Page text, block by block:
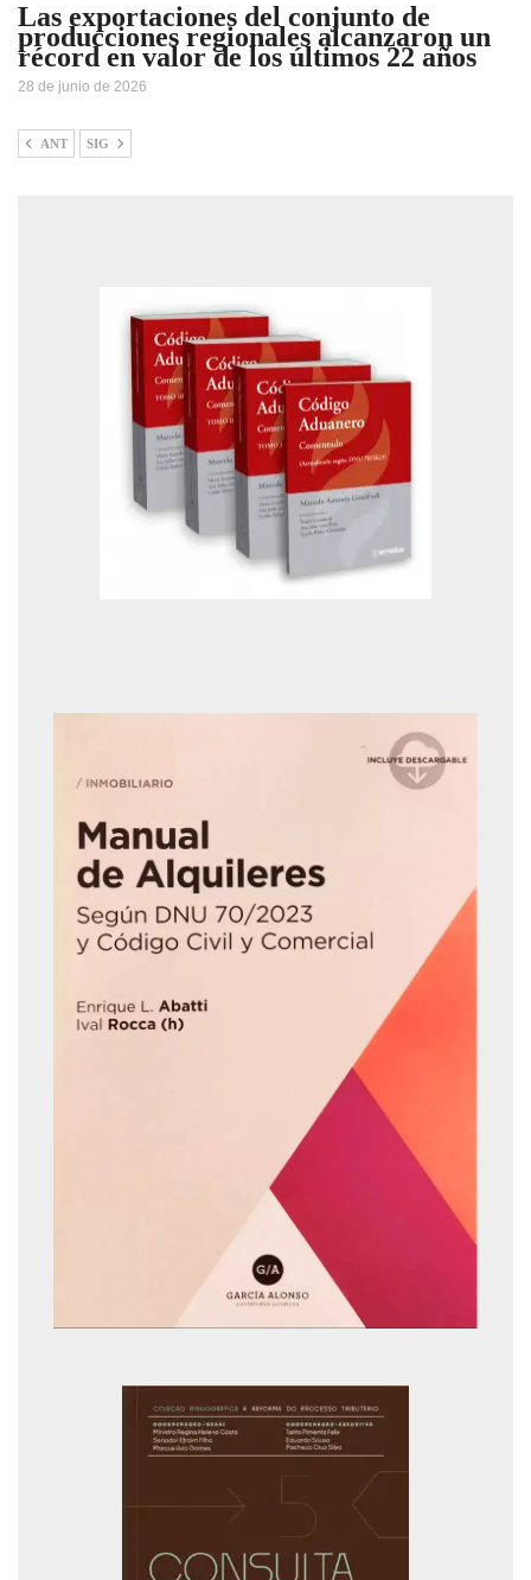
Las exportaciones del conjunto de
producciones regionales alcanzaron un
récord en valor de los últimos 22 años
28 de junio de 2026
ANT SIG